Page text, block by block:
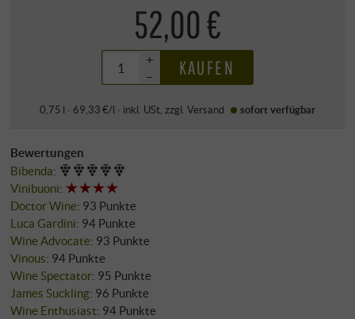
52,00 €
+
–
KAUFEN
0,75 l · 69,33 €/l · inkl. USt , zzgl.Versand sofort verfügbar
Bewertungen
Bibenda:
Vinibuoni:
Doctor Wine: 93 Punkte
Luca Gardini: 94 Punkte
Wine Advocate: 93 Punkte
Vinous: 94 Punkte
Wine Spectator: 95 Punkte
James Suckling: 96 Punkte
Wine Enthusiast: 94 Punkte